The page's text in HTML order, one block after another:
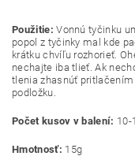
Použitie: Vonnú tyčinku
popol z tyčinky mal kde
krátku chvíľu rozhorieť.
nechajte iba tlieť. Ak
tlenia zhasnúť
podložku.
Počet kusov v balení: 10-
Hmotnosť: 15g